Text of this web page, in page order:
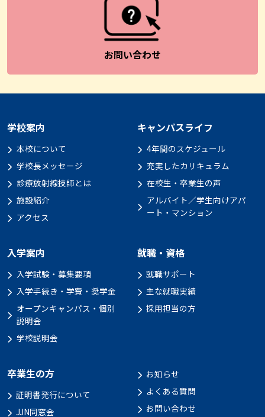
お問い合わせ
学校案内
本校について
学校長メッセージ
診療放射線技師とは
施設紹介
アクセス
キャンパスライフ
4年間のスケジュール
充実したカリキュラム
在校生・卒業生の声
アルバイト／学生向けアパ
ート・マンション
入学案内
入学試験・募集要項
入学手続き・学費・奨学金
オープンキャンパス・個別
説明会
学校説明会
就職・資格
就職サポート
主な就職実績
採用担当の方
卒業生の方
証明書発行について
JJN同窓会
お知らせ
よくある質問
お問い合わせ